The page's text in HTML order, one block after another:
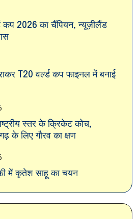
कप 2026 का चैंपियन, न्यूज़ीलैंड
T20 वर्ल्ड कप फाइनल में बनाई
स्तर के क्रिकेट कोच,
के लिए गौरव का क्षण
में कृतेश साहू का चयन